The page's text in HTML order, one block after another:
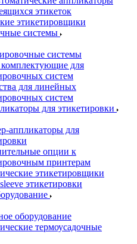
этикеток
этикетировщики
системы
системы
для
систем
для линейных
систем
для этикетировки
аппликаторы для
опции к
принтерам
этикетировщики
этикетировки
оборудование
термоусадочные